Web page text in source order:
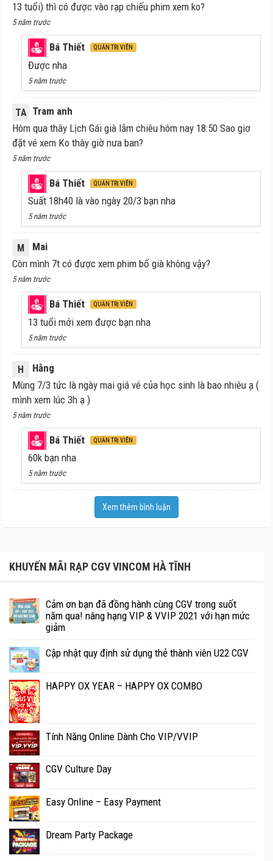
13 tuổi) thì có được vào rạp chiếu phim xem ko?
5 năm trước
Bá Thiết QUẢN TRỊ VIÊN
Được nha
5 năm trước
TA Tram anh
Hôm qua thây Lịch Gái già lắm chiêu hôm nay 18:50 Sao giơ
đặt vé xem Ko thây giờ nưa ban?
5 năm trước
Bá Thiết QUẢN TRỊ VIÊN
Suất 18h40 là vào ngày 20/3 bạn nha
5 năm trước
M
Mai
Còn mình 7t có được xem phim bố già không vậy?
5 năm trước
Bá Thiết QUẢN TRỊ VIÊN
13 tuổi mới xem được bạn nha
5 năm trước
H
Hằng
Mùng 7/3 tức là ngày mai giá vé của học sinh là bao nhiêu ạ (
mình xem lúc 3h ạ )
5 năm trước
Bá Thiết QUẢN TRỊ VIÊN
60k bạn nha
5 năm trước
Xem thêm bình luận
KHUYẾN MÃI RẠP CGV VINCOM HÀ TĨNH
Cảm ơn bạn đã đồng hành cùng CGV trong suốt
năm qua! nâng hạng VIP & VVIP 2021 với hạn mức
giảm
Cập nhật quy định sử dụng thẻ thành viên U22 CGV
HAPPY OX YEAR – HAPPY OX COMBO
Tính Năng Online Dành Cho VIP/VVIP
CGV Culture Day
Easy Online – Easy Payment
Dream Party Package